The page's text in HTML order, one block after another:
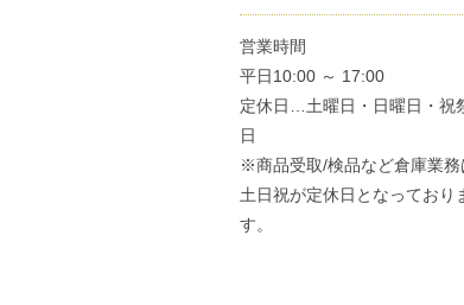
営業時間
平日10:00 ～ 17:00
定休日…土曜日・日曜日・祝
日
※商品受取/検品など倉庫業務
土日祝が定休日となっており
す。